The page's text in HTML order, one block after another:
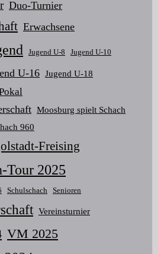
Duo-Turnier
Erwachsene
Jugend U-8 Jugend U-10
U-16 Jugend U-18
Moosburg spielt Schach
960
Freising
Tour 2025
Schulschach Senioren
Vereinsturnier
VM 2025